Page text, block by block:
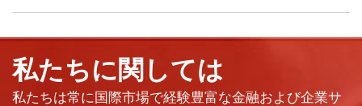
私たちに関しては
私たちは常に国際市場で経験豊富な金融および企業サ